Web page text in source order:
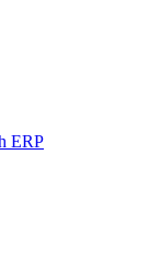
ERP